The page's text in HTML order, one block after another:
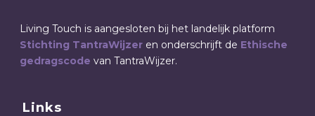
Living Touch is aangesloten bij het landelijk platform
Stichting TantraWijzer en onderschrijft de Ethische
gedragscode van TantraWijzer.
Links